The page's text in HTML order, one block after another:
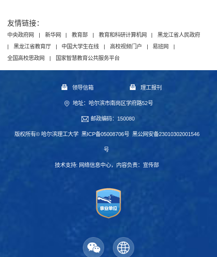
友情链接：
中央政府网 新华网 教育部 教育和科研计算机网
黑龙江省人民政府
黑龙江省教育厅 中国大学生在线 高校视频门户 易班网
全国高校思政网
国家智慧教育公共服务平台
领导信箱 理工报刊
地址：哈尔滨市南岗区学府路52号
邮政编码：150080
版权所有© 哈尔滨理工大学 黑ICP备05008706号 黑公网安备23010302001546
号
技术支持: 网络信息中心，内容负责：宣传部